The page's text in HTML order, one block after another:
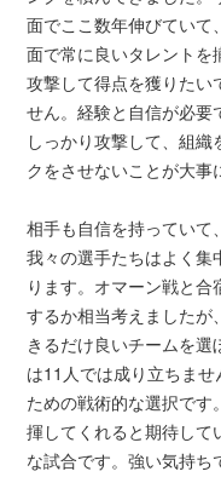
面でここ数年伸びてい
面で常に良いタレントを
攻撃して得点を獲りたい
せん。経験と自信が必要
しっかり攻撃して、組
クをさせないことが大事
相手も自信を持っていて
我々の選手たちはよく集
ります。オマーン戦と
するか相当考えました
きるだけ良いチームを
は11人では成り立ちま
ための戦術的な選択で
揮してくれると期待し
な試合です。強い気持ち